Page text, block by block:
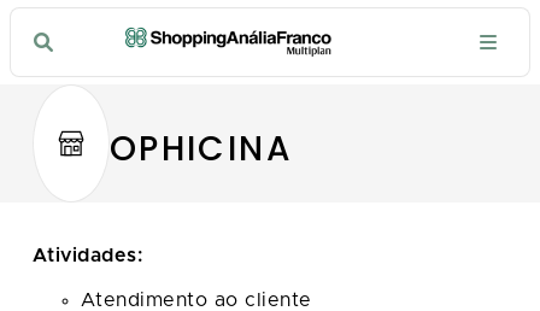
OPHICINA
Atividades:
Atendimento ao cliente